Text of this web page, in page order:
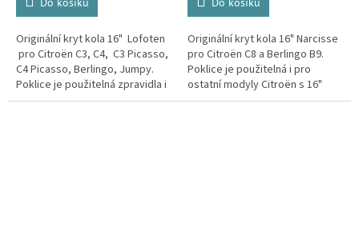
Originální kryt kola 16" Lofoten
pro Citroën C3, C4, C3 Picasso,
C4 Picasso, Berlingo, Jumpy.
Poklice je použitelná zpravidla i
pro ostatní modyly Citroën s...
Originální kryt kola 16" Narcisse
pro Citroën C8 a Berlingo B9.
Poklice je použitelná i pro
ostatní modyly Citroën s 16"
disky.